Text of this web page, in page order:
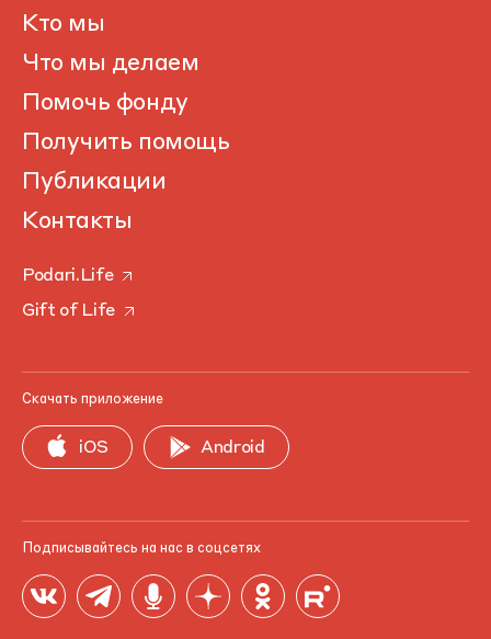
Кто мы
Что мы делаем
Помочь фонду
Получить помощь
Публикации
Контакты
Podari.Life
Gift of Life
Скачать приложение
iOS Android
Подписывайтесь на нас в соцсетях